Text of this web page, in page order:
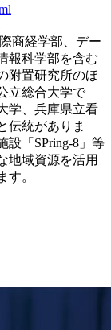
商経学部、デー
報科学部を含む
附置研究所のほ
立総合大学で
学、兵庫県立看
伝統がありま
設「SPring-8」等
地域資源を活用
す。